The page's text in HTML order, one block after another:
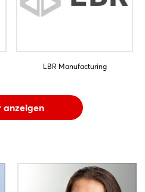
LBR Manufacturing
anzeigen